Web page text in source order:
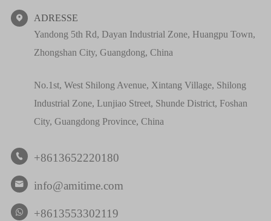

ADRESSE
Yandong 5th Rd, Dayan Industrial Zone, Huangpu Town,
Zhongshan City, Guangdong, China
No.1st, West Shilong Avenue, Xintang Village, Shilong
Industrial Zone, Lunjiao Street, Shunde District, Foshan
City, Guangdong Province, China
 +8613652220180
 info@amitime.com
+8613553302119